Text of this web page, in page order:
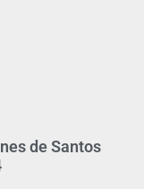
de Santos